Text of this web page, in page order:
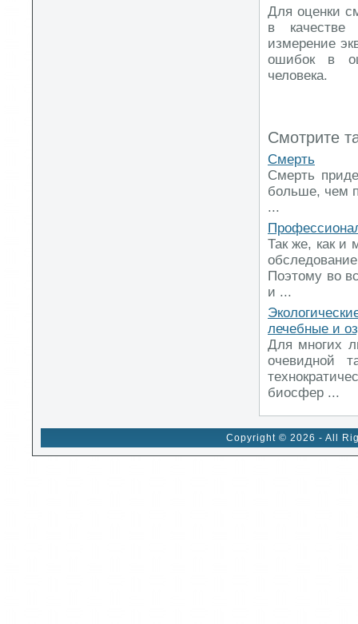
Для оценки
в качестве
измерение
ошибок в
человека.
Смотрите
Смерть
Смерть
больше, чем
...
Так же, как и
Поэтому во
и ...
лечебные и
Для многих
очевидной
биосфер ...
Copyright © 2026 - All